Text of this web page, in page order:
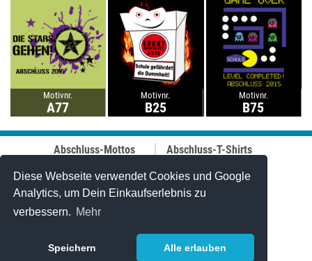
Diese Webseite verwendet Cookies und Google
Analytics, um Dein Einkaufserlebnis zu
verbessern. Mehr
Speichern Alle erlauben
Motivnr.
A77
Motivnr.
B25
Motivnr.
B75
Abschluss-Mottos
Abi-Mottos
Lehrer-Motive
Online-Designer
Abschluss-T-Shirts
Best-Price-
Abschlussshirts
Stuff & Bändchen